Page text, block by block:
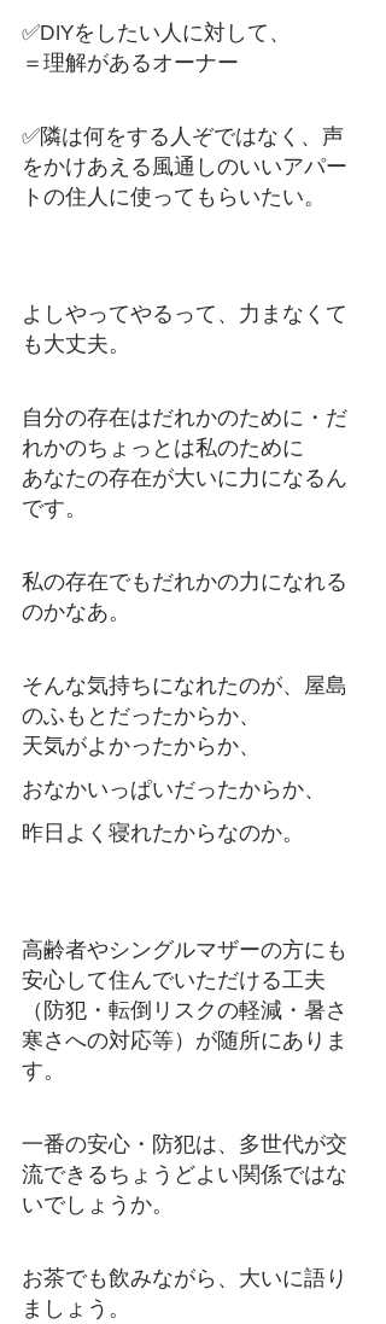
✅DIYをしたい人に対して、
＝理解があるオーナー
✅隣は何をする人ぞではなく、声
をかけあえる風通しのいいアパー
トの住人に使ってもらいたい。
よしやってやるって、力まなくて
も大丈夫。
自分の存在はだれかのために・だ
れかのちょっとは私のために
あなたの存在が大いに力になるん
です。
私の存在でもだれかの力になれる
のかなあ。
そんな気持ちになれたのが、屋島
のふもとだったからか、
天気がよかったからか、
おなかいっぱいだったからか、
昨日よく寝れたからなのか。
高齢者やシングルマザーの方にも
安心して住んでいただける工夫
（防犯・転倒リスクの軽減・暑さ
寒さへの対応等）が随所にありま
す。
一番の安心・防犯は、多世代が交
流できるちょうどよい関係ではな
いでしょうか。
お茶でも飲みながら、大いに語り
ましょう。